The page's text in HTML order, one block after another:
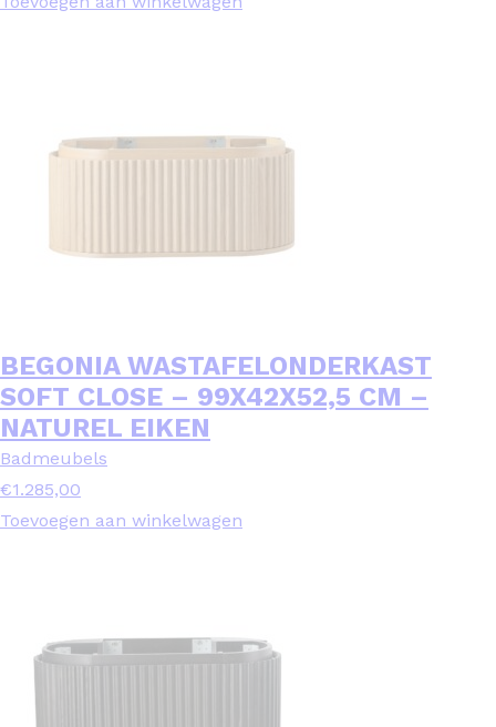
BEGONIA WASTAFELONDERKAST
SOFT CLOSE – 99X42X52,5 CM –
NATUREL EIKEN
Badmeubels
€1.285,00
Toevoegen aan winkelwagen